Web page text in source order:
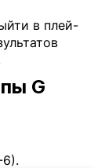
в плей-
G
6).